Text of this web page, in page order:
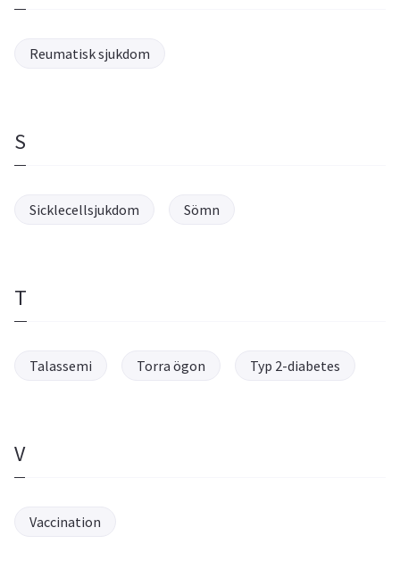
Reumatisk sjukdom
S
Sicklecellsjukdom Sömn
T
Talassemi Torra ögon Typ 2-diabetes
V
Vaccination